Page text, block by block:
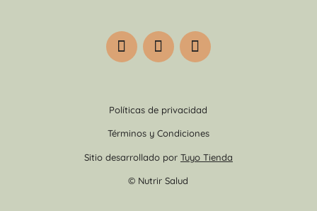
Políticas de privacidad
Términos y Condiciones
Sitio desarrollado por Tuyo Tienda
© Nutrir Salud